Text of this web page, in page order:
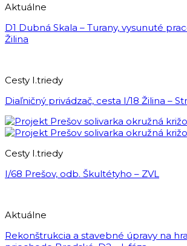
Aktuálne
D1 Dubná Skala – Turany, vysunuté
Žilina
Cesty I.triedy
Diaľničný privádzač, cesta I/18 Žilina –
Cesty I.triedy
I/68 Prešov, odb. Škultétyho – ZVL
Aktuálne
Rekonštrukcia a stavebné úpravy na